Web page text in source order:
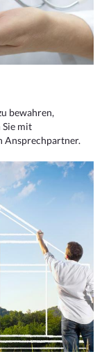
bewahren,
mit
Ansprechpartner.